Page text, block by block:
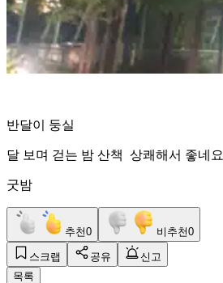
반달이 둥실
달 보며 걷는 밤 산책 상쾌해서 좋네요
굿밤
추천0 비추천0
스크랩 공유
신고
목록